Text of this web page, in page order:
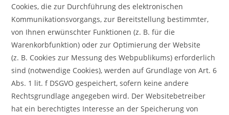
Cookies, die zur Durchführung des elektronischen
Kommunikationsvorgangs, zur Bereitstellung bestimmter,
von Ihnen erwünschter Funktionen (z. B. für die
Warenkorbfunktion) oder zur Optimierung der Website
(z. B. Cookies zur Messung des Webpublikums) erforderlich
sind (notwendige Cookies), werden auf Grundlage von Art. 6
Abs. 1 lit. f DSGVO gespeichert, sofern keine andere
Rechtsgrundlage angegeben wird. Der Websitebetreiber
hat ein berechtigtes Interesse an der Speicherung von